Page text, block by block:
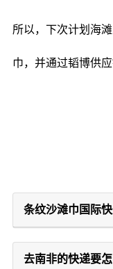
所以，下次计划海
巾，并通过韬博供
条纹沙滩巾国际
去南非的快递要